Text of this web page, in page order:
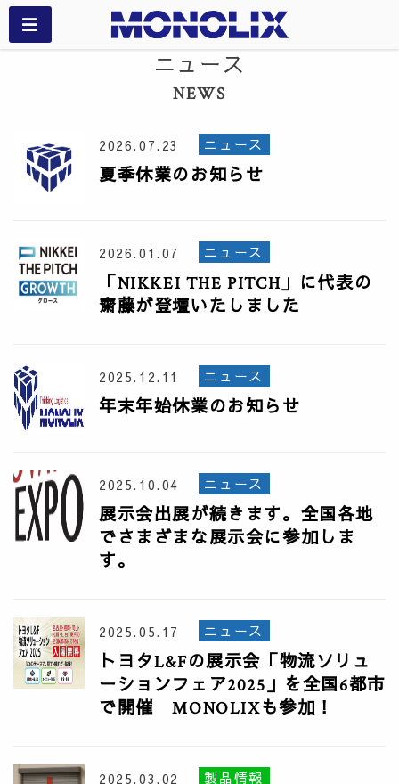
ニュース
NEWS
2026.07.23 ニュース
夏季休業のお知らせ
2026.01.07 ニュース
「NIKKEI THE PITCH」に代表の
齋藤が登壇いたしました
2025.12.11 ニュース
年末年始休業のお知らせ
2025.10.04 ニュース
展示会出展が続きます。全国各地
でさまざまな展示会に参加しま
す。
2025.05.17 ニュース
トヨタL&Fの展示会「物流ソリュ
ーションフェア2025」を全国6都市
で開催 MONOLIXも参加！
2025.03.02 製品情報